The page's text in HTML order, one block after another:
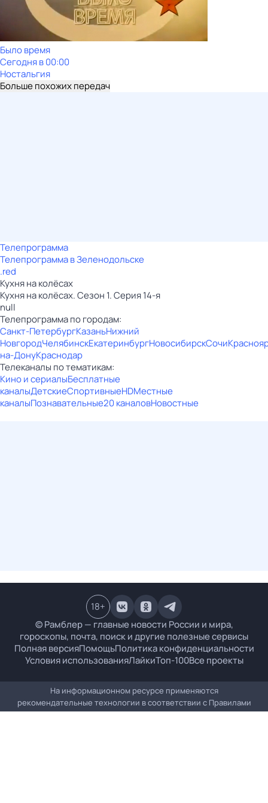
Было время
Сегодня в 00:00
Ностальгия
Больше похожих передач
Телепрограмма
Телепрограмма в Зеленодольске
.red
Кухня на колёсах
Кухня на колёсах. Сезон 1. Серия 14-я
null
Телепрограмма по городам:
Санкт-ПетербургКазаньНижний
НовгородЧелябинскЕкатеринбургНовосибирскСочи
на-ДонуКраснодар
Телеканалы по тематикам:
Кино и сериалыБесплатные
каналыДетскиеСпортивныеHDМестные
каналыПознавательные20 каналовНовостные
© Рамблер — главные новости России и мира,
гороскопы, почта, поиск и другие полезные сервисы
Полная версияПомощьПолитика конфиденциальности
Условия использованияЛайкиТоп-100Все проекты
18+
На информационном ресурсе применяются
рекомендательные технологии в соответствии с Правилами